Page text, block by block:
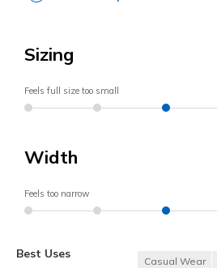
Sizing
Feels full size too small
Width
Feels too narrow
Best Uses
Casual Wear